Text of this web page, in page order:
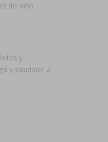
del niño.
y
y saludable a